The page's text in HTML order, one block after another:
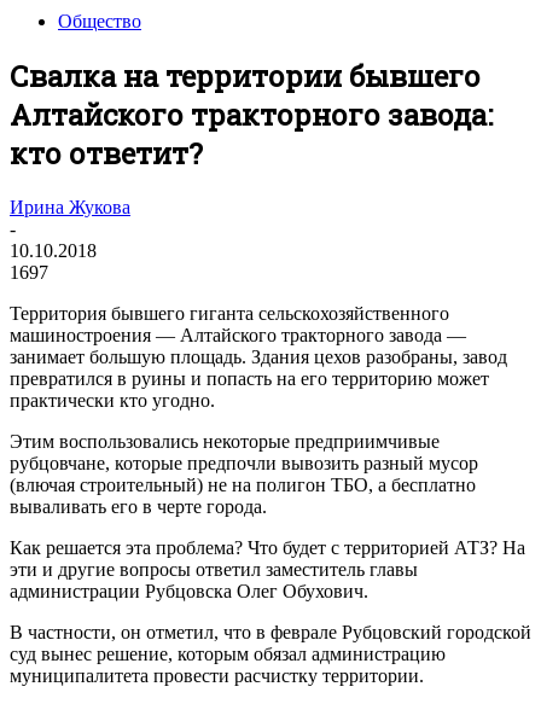
Общество
Свалка на территории бывшего
Алтайского тракторного завода:
кто ответит?
Ирина Жукова
-
10.10.2018
1697
Территория бывшего гиганта сельскохозяйственного
машиностроения — Алтайского тракторного завода —
занимает большую площадь. Здания цехов разобраны, завод
превратился в руины и попасть на его территорию может
практически кто угодно.
Этим воспользовались некоторые предприимчивые
рубцовчане, которые предпочли вывозить разный мусор
(влючая строительный) не на полигон ТБО, а бесплатно
вываливать его в черте города.
Как решается эта проблема? Что будет с территорией АТЗ? На
эти и другие вопросы ответил заместитель главы
администрации Рубцовска Олег Обухович.
В частности, он отметил, что в феврале Рубцовский городской
суд вынес решение, которым обязал администрацию
муниципалитета провести расчистку территории.